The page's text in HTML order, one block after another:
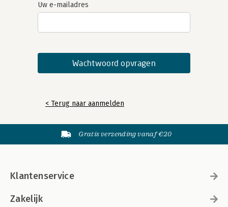
Uw e-mailadres
< Terug naar aanmelden
Gratis verzending vanaf €20
Klantenservice
Zakelijk